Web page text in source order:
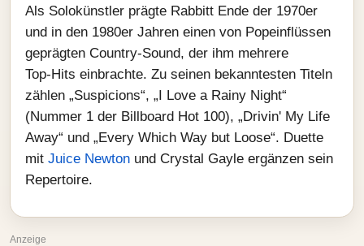
Als Solokünstler prägte Rabbitt Ende der 1970er
und in den 1980er Jahren einen von Popeinflüssen
geprägten Country‑Sound, der ihm mehrere
Top‑Hits einbrachte. Zu seinen bekanntesten Titeln
zählen „Suspicions“, „I Love a Rainy Night“
(Nummer 1 der Billboard Hot 100), „Drivin' My Life
Away“ und „Every Which Way but Loose“. Duette
mit Juice Newton und Crystal Gayle ergänzen sein
Repertoire.
Anzeige